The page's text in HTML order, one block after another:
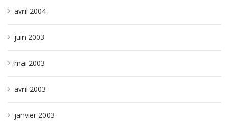
avril 2004
juin 2003
mai 2003
avril 2003
janvier 2003